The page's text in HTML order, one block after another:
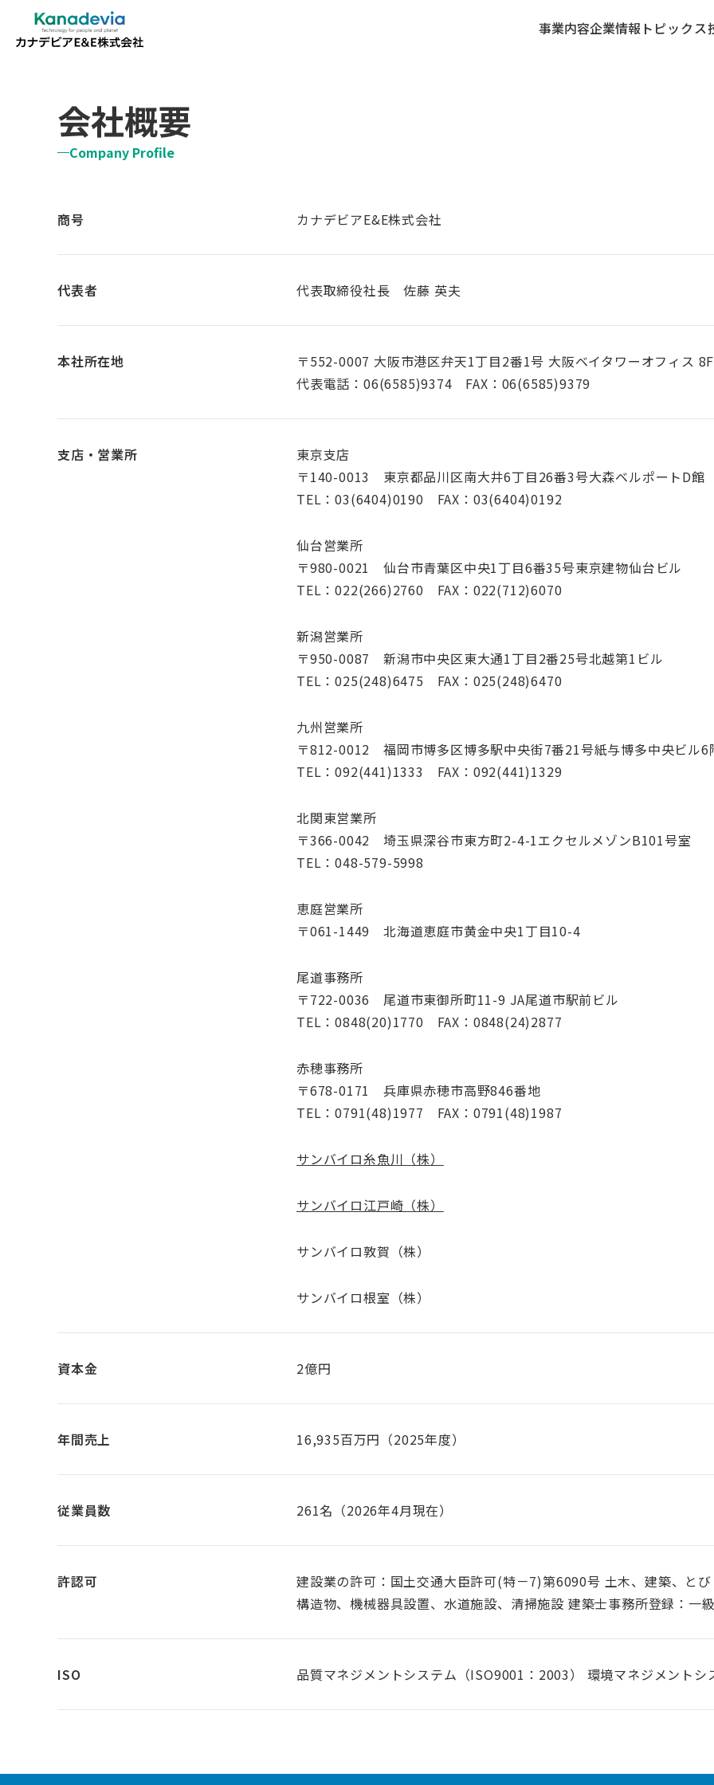
事業内容企業情報トピックス
会社概要
Company Profile
商号 カナデビアE&E株式会社
代表者 代表取締役社長 佐藤 英夫
本社所在地
〒552-0007 大阪市港区弁天1丁目2番1号 大阪ベイタワーオフィス 8F
代表電話：06(6585)9374 FAX：06(6585)9379
支店・営業所
東京支店
〒140-0013 東京都品川区南大井6丁目26番3号大森ベルポートD館
TEL：03(6404)0190 FAX：03(6404)0192
仙台営業所
〒980-0021 仙台市青葉区中央1丁目6番35号東京建物仙台ビル
TEL：022(266)2760 FAX：022(712)6070
新潟営業所
〒950-0087 新潟市中央区東大通1丁目2番25号北越第1ビル
TEL：025(248)6475 FAX：025(248)6470
九州営業所
〒812-0012 福岡市博多区博多駅中央街7番21号紙与博多中央ビル6
TEL：092(441)1333 FAX：092(441)1329
北関東営業所
〒366-0042 埼玉県深谷市東方町2-4-1エクセルメゾンB101号室
TEL：048-579-5998
恵庭営業所
〒061-1449 北海道恵庭市黄金中央1丁目10-4
尾道事務所
〒722-0036 尾道市東御所町11-9 JA尾道市駅前ビル
TEL：0848(20)1770 FAX：0848(24)2877
赤穂事務所
〒678-0171 兵庫県赤穂市高野846番地
TEL：0791(48)1977 FAX：0791(48)1987
サンバイロ糸魚川（株）
サンバイロ江戸崎（株）
サンバイロ敦賀（株）
サンバイロ根室（株）
資本金 2億円
年間売上 16,935百万円（2025年度）
従業員数 261名（2026年4月現在）
許認可
建設業の許可：国土交通大臣許可(特－7)第6090号 土木、建築、と
構造物、機械器具設置、水道施設、清掃施設 建築士事務所登録：一
ISO 品質マネジメントシステム（ISO9001：2003） 環境マネジメント